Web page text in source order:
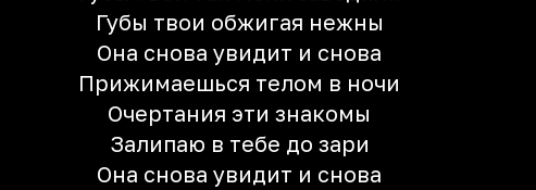
Губы твои обжигая нежны
Она снова увидит и снова
Прижимаешься телом в ночи
Очертания эти знакомы
Залипаю в тебе до зари
Она снова увидит и снова